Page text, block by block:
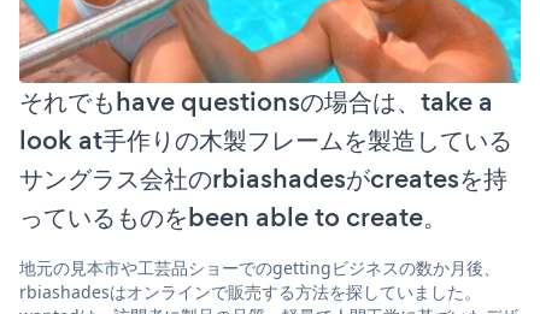
それでもhave questionsの場合は、take a
look at手作りの木製フレームを製造している
サングラス会社のrbiashadesがcreatesを持
っているものをbeen able to create。
地元の見本市や工芸品ショーでのgettingビジネスの数か月後、
rbiashadesはオンラインで販売する方法を探していました。